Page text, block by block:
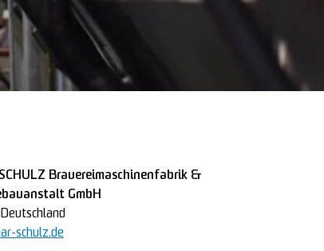
SCHULZ Brauereimaschinenfabrik &
GmbH
schulz.de